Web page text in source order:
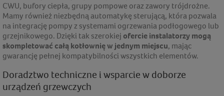
CWU, bufory ciepła, grupy pompowe oraz zawory trójdrożne.
Mamy również niezbędną automatykę sterującą, która pozwala
na integrację pompy z systemami ogrzewania podłogowego lub
grzejnikowego. Dzięki tak szerokiej ofercie instalatorzy mogą
skompletować całą kotłownię w jednym miejscu, mając
gwarancję pełnej kompatybilności wszystkich elementów.
Doradztwo techniczne i wsparcie w doborze
urządzeń grzewczych